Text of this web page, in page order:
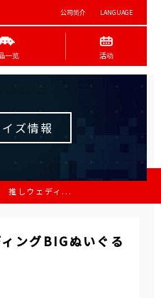
公司简介 LANGUAGE
一览 活动
ズ情報
推しウェディ...
ングBIGぬいぐる